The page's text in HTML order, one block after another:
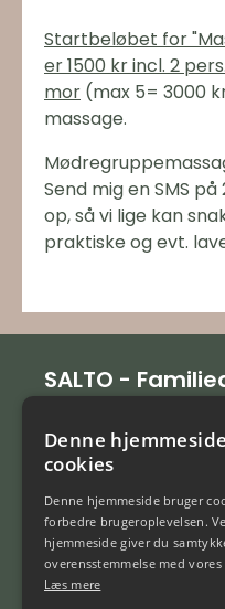
Startbeløbet for
er 1500 kr incl. 2
mor (max 5= 3000
massage.
Send mig en SMS
op, så vi lige kan
praktiske og evt.
SALTO -
3400 Hillerød
CVR 35 33 39 75
Kontakt
Tlf 22979707
info@saltos.dk
Denne
cookies
Denne hjemmeside bruger
forbedre brugeroplevelsen.
hjemmeside giver du
overensstemmelse med
Læs mere